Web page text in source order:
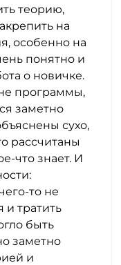
теорию,
на
особенно на
понятно и
о новичке.
программы,
заметно
сухо,
рассчитаны
что знает. И
то не
и тратить
быть
заметно
и